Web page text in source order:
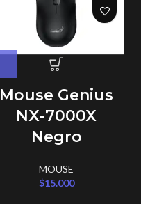
Mouse Genius
NX-7000X
Negro
MOUSE
$15.000